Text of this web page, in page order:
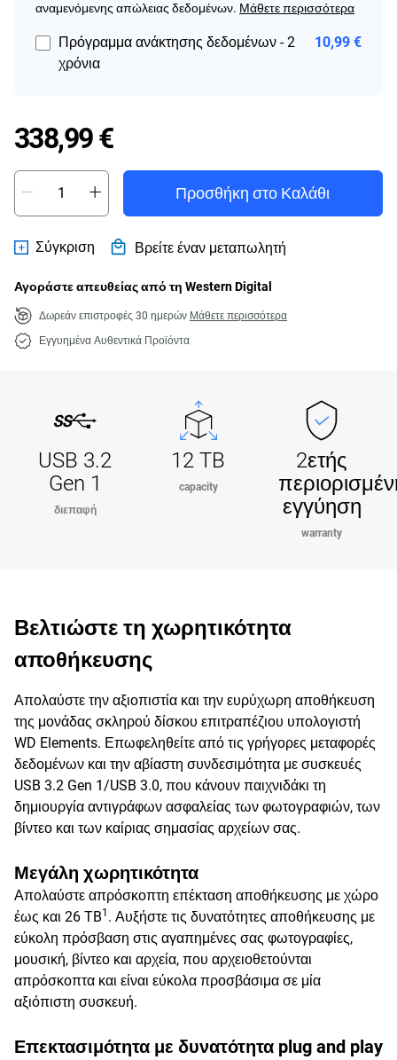
αναμενόμενης απώλειας δεδομένων. Μάθετε περισσότερα
Πρόγραμμα ανάκτησης δεδομένων - 2
χρόνια
10,99 €
338,99 €Price 338,99 €
Προσθήκη στο Καλάθι
Σύγκριση Βρείτε έναν μεταπωλητή
Αγοράστε απευθείας από τη Western Digital
Δωρεάν επιστροφές 30 ημερών Μάθετε περισσότερα
Εγγυημένα Αυθεντικά Προϊόντα
USB 3.2
Gen 1
διεπαφή
12 TB
capacity
2ετής
εγγύηση
warranty
Βελτιώστε τη χωρητικότητα
αποθήκευσης
Απολαύστε την αξιοπιστία και την ευρύχωρη αποθήκευση
της μονάδας σκληρού δίσκου επιτραπέζιου υπολογιστή
WD Elements. Επωφεληθείτε από τις γρήγορες μεταφορές
δεδομένων και την αβίαστη συνδεσιμότητα με συσκευές
USB 3.2 Gen 1/USB 3.0, που κάνουν παιχνιδάκι τη
δημιουργία αντιγράφων ασφαλείας των φωτογραφιών, των
βίντεο και των καίριας σημασίας αρχείων σας.
Μεγάλη χωρητικότητα
Απολαύστε απρόσκοπτη επέκταση αποθήκευσης με χώρο
έως και 26 TB1 . Αυξήστε τις δυνατότητες αποθήκευσης με
εύκολη πρόσβαση στις αγαπημένες σας φωτογραφίες,
μουσική, βίντεο και αρχεία, που αρχειοθετούνται
απρόσκοπτα και είναι εύκολα προσβάσιμα σε μία
αξιόπιστη συσκευή.
Επεκτασιμότητα με δυνατότητα plug and play